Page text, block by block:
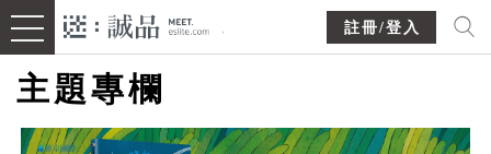
註冊/登入
主題專欄